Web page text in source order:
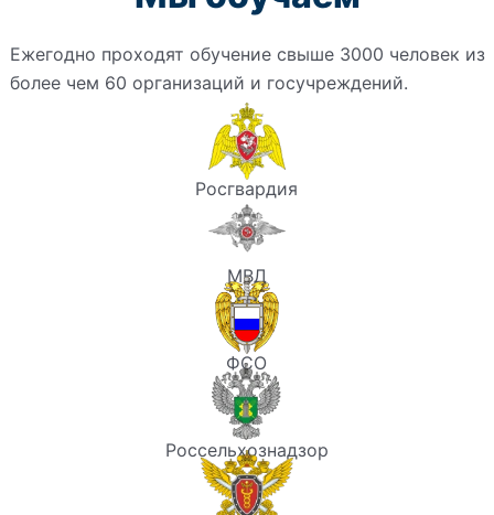
Ежегодно проходят обучение свыше 3000 человек из
более чем 60 организаций и госучреждений.
Росгвардия
МВД
ФСО
Россельхознадзор